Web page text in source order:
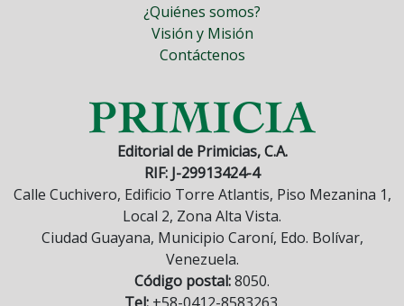
¿Quiénes somos?
Visión y Misión
Contáctenos
Editorial de Primicias, C.A.
RIF: J-29913424-4
Calle Cuchivero, Edificio Torre Atlantis, Piso Mezanina 1,
Local 2, Zona Alta Vista.
Ciudad Guayana, Municipio Caroní, Edo. Bolívar,
Venezuela.
Código postal:8050.